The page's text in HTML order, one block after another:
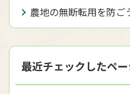
農地の無断転用を防ご
最近チェックしたペ